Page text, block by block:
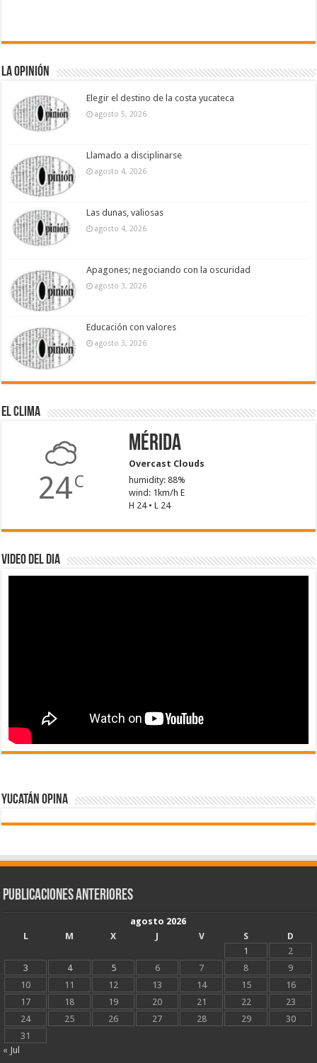
La Opinión
Elegir el destino de la costa yucateca
agosto 5, 2026
Llamado a disciplinarse
agosto 4, 2026
Las dunas, valiosas
agosto 4, 2026
Apagones; negociando con la oscuridad
agosto 3, 2026
Educación con valores
agosto 3, 2026
El Clima
24C
Mérida
Overcast Clouds
humidity: 88%
wind: 1km/h E
H 24 • L 24
Video del dia
Yucatán Opina
Publicaciones Anteriores
agosto 2026
L
M X J V S
D
1
2
3
4 5 6 7 8
9
10
11 12 13 14 15
16
17
18 19 20 21 22
23
24
25 26 27 28 29
30
31
« Jul